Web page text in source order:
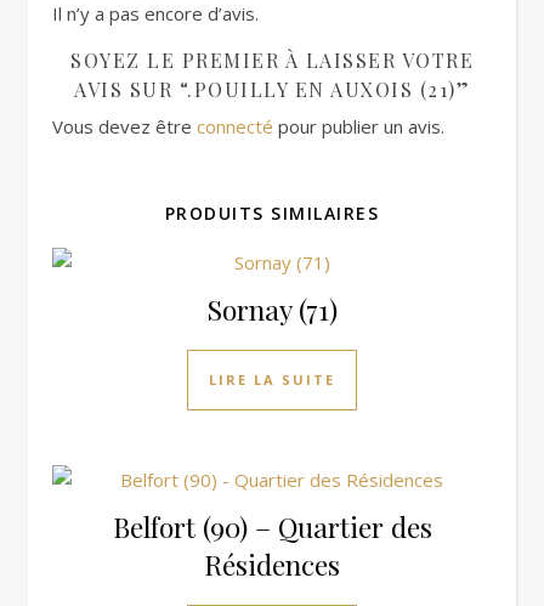
Il n’y a pas encore d’avis.
SOYEZ LE PREMIER À LAISSER VOTRE
AVIS SUR “.POUILLY EN AUXOIS (21)”
Vous devez être connecté pour publier un avis.
PRODUITS SIMILAIRES
Sornay (71)
LIRE LA SUITE
Belfort (90) – Quartier des
Résidences